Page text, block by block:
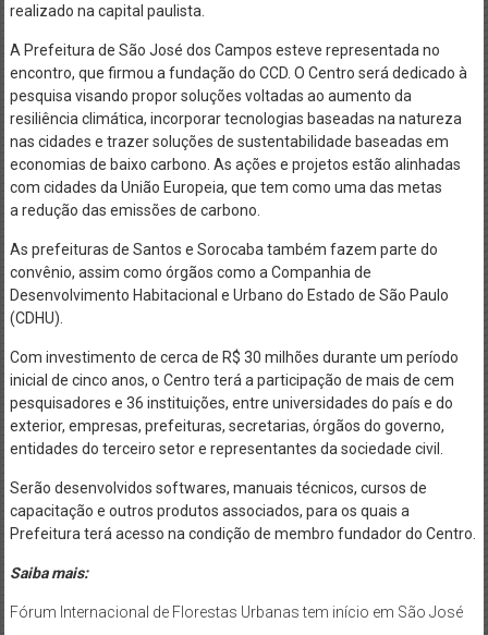
realizado na capital paulista.
A Prefeitura de São José dos Campos esteve representada no
encontro, que firmou a fundação do CCD. O Centro será dedicado à
pesquisa visando propor soluções voltadas ao aumento da
resiliência climática, incorporar tecnologias baseadas na natureza
nas cidades e trazer soluções de sustentabilidade baseadas em
economias de baixo carbono. As ações e projetos estão alinhadas
com cidades da União Europeia, que tem como uma das metas
a redução das emissões de carbono.
As prefeituras de Santos e Sorocaba também fazem parte do
convênio, assim como órgãos como a Companhia de
Desenvolvimento Habitacional e Urbano do Estado de São Paulo
(CDHU).
Com investimento de cerca de R$ 30 milhões durante um período
inicial de cinco anos, o Centro terá a participação de mais de cem
pesquisadores e 36 instituições, entre universidades do país e do
exterior, empresas, prefeituras, secretarias, órgãos do governo,
entidades do terceiro setor e representantes da sociedade civil.
Serão desenvolvidos softwares, manuais técnicos, cursos de
capacitação e outros produtos associados, para os quais a
Prefeitura terá acesso na condição de membro fundador do Centro.
Saiba mais:
Fórum Internacional de Florestas Urbanas tem início em São José